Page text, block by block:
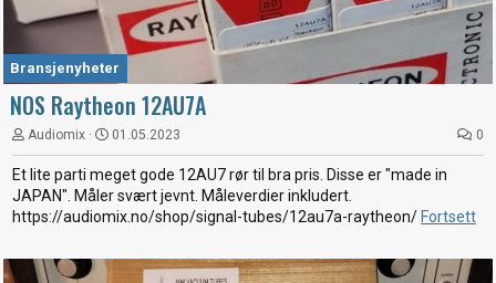
Bransjenyheter
NOS Raytheon 12AU7A
Audiomix 01.05.2023 0
Et lite parti meget gode 12AU7 rør til bra pris. Disse er "made in
JAPAN". Måler svært jevnt. Måleverdier inkludert.
https://audiomix.no/shop/signal-tubes/12au7a-raytheon/ Fortsett